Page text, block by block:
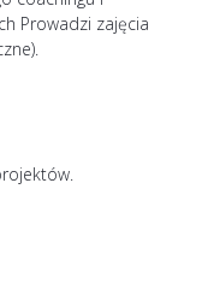
Prowadzi zajęcia